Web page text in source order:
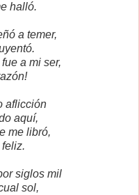
halló.
a temer,
a mi ser,
aflicción
aquí,
me libró,
siglos mil
sol,